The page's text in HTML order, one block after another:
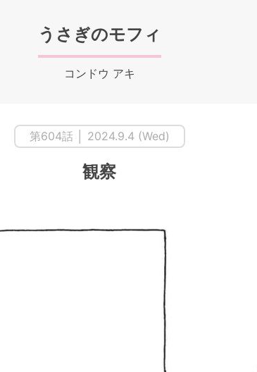
うさぎのモフィ
コンドウ アキ
第604話 │ 2024.9.4 (Wed)
観察